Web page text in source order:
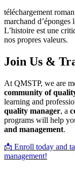
téléchargement
marchand d’éponges
L’histoire est une
nos propres valeurs.
Join Us &
At QMSTP, we are
community of
learning and
quality manager, a
programs will help
and management.
📩 Enroll today and
management!